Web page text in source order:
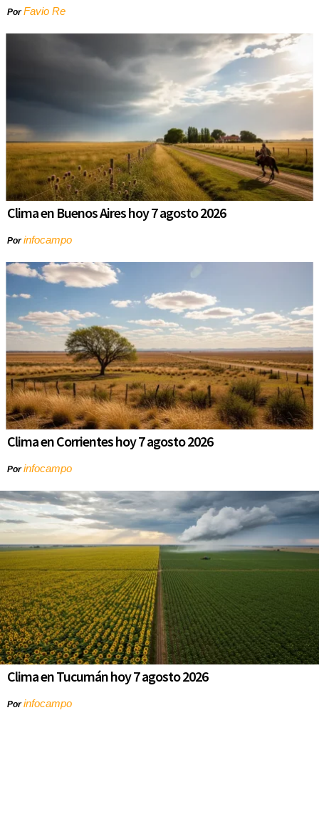
PorFavio Re
Clima en Buenos Aires hoy 7 agosto 2026
Porinfocampo
Clima en Corrientes hoy 7 agosto 2026
Porinfocampo
Clima en Tucumán hoy 7 agosto 2026
Porinfocampo